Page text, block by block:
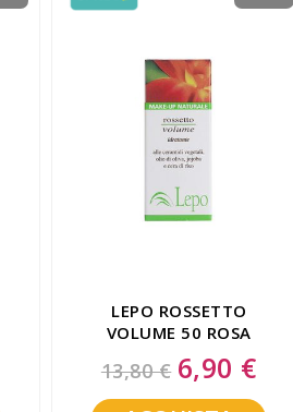
LEPO ROSSETTO
VOLUME 50 ROSA
ANTICO
13,80 € Special
Price
6,90 €